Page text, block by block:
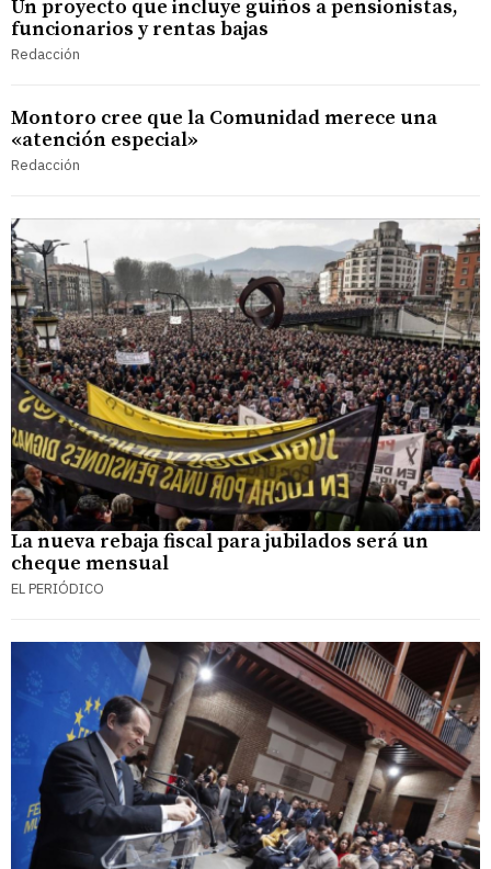
Un proyecto que incluye guiños a pensionistas,
funcionarios y rentas bajas
Redacción
Montoro cree que la Comunidad merece una
«atención especial»
Redacción
La nueva rebaja fiscal para jubilados será un
cheque mensual
EL PERIÓDICO